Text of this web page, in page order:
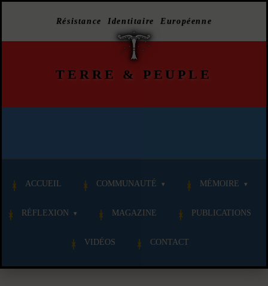
Résistance Identitaire Européenne
TERRE & PEUPLE
ACCUEIL COMMUNAUTÉ MÉMOIRE
RÉFLEXION MAGAZINE PUBLICATIONS
VIDÉOS CONTACT